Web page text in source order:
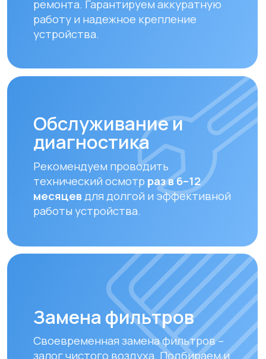
совместимые фильтры.
Замена фильтров
Оплата и доставка
Оплата
Доставка осуществляется после
Мы предлагаем удобные способы оплаты
и быструю доставку для наших клиентов
в Алматы и по всему Казахстану